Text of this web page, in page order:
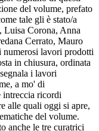
del volume, prefato
tale gli è stato/a
Luisa Corona, Anna
Cerrato, Mauro
numerosi lavori prodotti
in chiusura, ordinata
i lavori
a mo' di
intreccia ricordi
alle quali oggi si apre,
del volume.
anche le tre curatrici